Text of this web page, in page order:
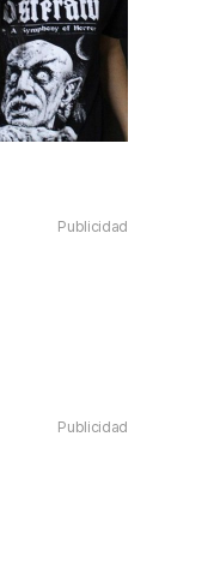
Publicidad
Publicidad